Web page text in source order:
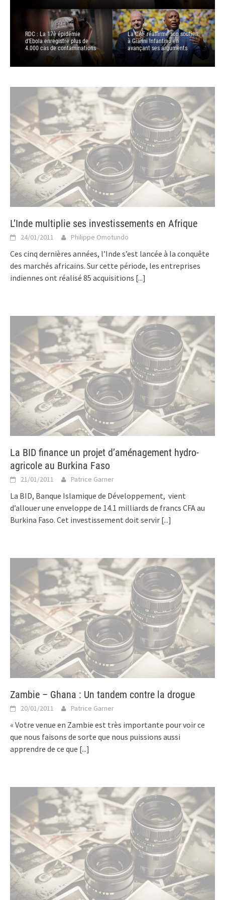
RDC : La 17è épidémie
d’Ebola enregistre plus de
4.000 cas de contaminations
La CAF réaffirme son soutien
à Gianni Infantino en
avançant ses arguments
L’Inde multiplie ses investissements en Afrique
24/01/2011 Philippe Omotundo
Ces cinq dernières années, l’Inde s’est lancée à la conquête
des marchés africains. Sur cette période, les entreprises
indiennes ont réalisé 85 acquisitions [...]
La BID finance un projet d’aménagement hydro-
agricole au Burkina Faso
21/01/2011 Patrice Garner
La BID, Banque Islamique de Développement, vient
d’allouer une enveloppe de 14.1 milliards de francs CFA au
Burkina Faso. Cet investissement doit servir [...]
Zambie – Ghana : Un tandem contre la drogue
20/01/2011 Patrice Garner
« Votre venue en Zambie est très importante pour voir ce
que nous faisons de sorte que nous puissions aussi
apprendre de ce que [...]